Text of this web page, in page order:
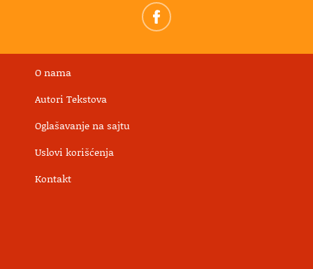
O nama
Autori Tekstova
Oglašavanje na sajtu
Uslovi korišćenja
Kontakt